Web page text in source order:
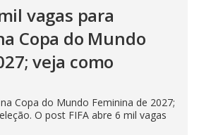
vagas para
Copa do Mundo
veja como
Copa do Mundo Feminina de 2027;
O post FIFA abre 6 mil vagas